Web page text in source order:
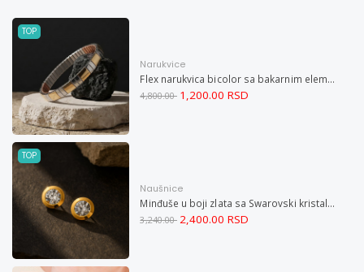
TOP
Narukvice
Flex narukvica bicolor sa bakarnim elementima XL
4,800.00 1,200.00 RSD
TOP
Naušnice
Minđuše u boji zlata sa Swarovski kristalom i magnetom
3,240.00 2,400.00 RSD